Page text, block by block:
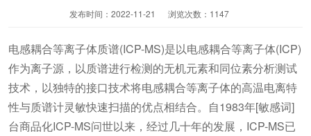
发布时间：2022-11-21 浏览次数： 1147
电感耦合等离子体质谱(ICP-MS)是以电感耦合等离子体(ICP)
作为离子源，以质谱进行检测的无机元素和同位素分析测试
技术，以独特的接口技术将电感耦合等离子体的高温电离特
性与质谱计灵敏快速扫描的优点相结合。自1983年[敏感词]
台商品化ICP-MS问世以来，经过几十年的发展，ICP-MS已